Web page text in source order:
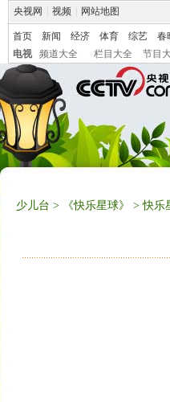
央视网 视频 网站地图
首页 新闻 经济 体育 综艺 春
电视
频道大全 栏目大全 节目
少儿台 > 《快乐星球》 > 快乐